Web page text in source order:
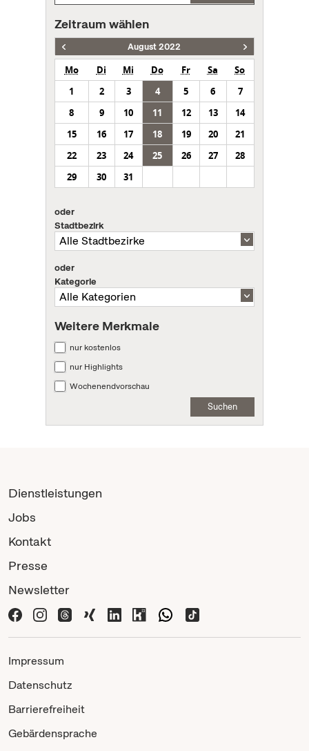
Zeitraum wählen
August 2022
Mo Di Mi Do Fr Sa
So
1
2 3 4 5 6
7
8
9 10 11 12 13
14
15
16 17 18 19 20
21
22
23 24 25 26 27
28
29
30 31
oder
Stadtbezirk
oder
Kategorie
Weitere Merkmale
nur kostenlos
nur Highlights
Wochenendvorschau
Suchen
Dienstleistungen
Jobs
Kontakt
Presse
Newsletter
Impressum
Datenschutz
Barrierefreiheit
Gebärdensprache